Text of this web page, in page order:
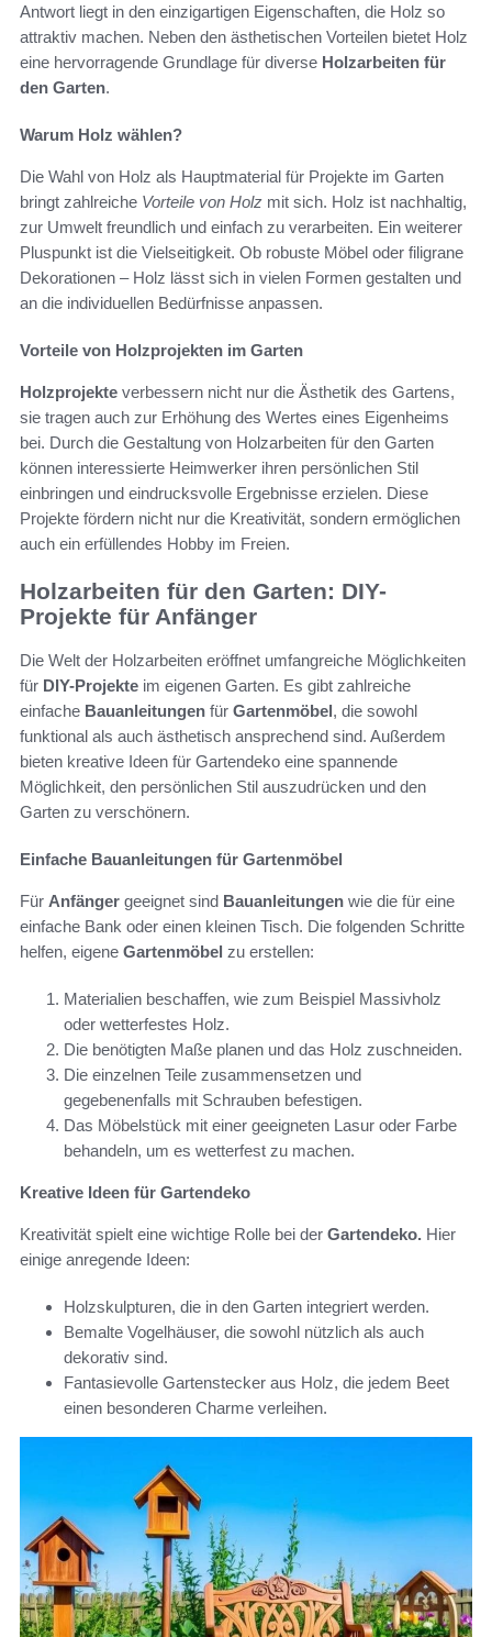
Antwort liegt in den einzigartigen Eigenschaften, die Holz so
attraktiv machen. Neben den ästhetischen Vorteilen bietet Holz
eine hervorragende Grundlage für diverse Holzarbeiten für
den Garten.
Warum Holz wählen?
Die Wahl von Holz als Hauptmaterial für Projekte im Garten
bringt zahlreiche Vorteile von Holz mit sich. Holz ist nachhaltig,
zur Umwelt freundlich und einfach zu verarbeiten. Ein weiterer
Pluspunkt ist die Vielseitigkeit. Ob robuste Möbel oder filigrane
Dekorationen – Holz lässt sich in vielen Formen gestalten und
an die individuellen Bedürfnisse anpassen.
Vorteile von Holzprojekten im Garten
Holzprojekte verbessern nicht nur die Ästhetik des Gartens,
sie tragen auch zur Erhöhung des Wertes eines Eigenheims
bei. Durch die Gestaltung von Holzarbeiten für den Garten
können interessierte Heimwerker ihren persönlichen Stil
einbringen und eindrucksvolle Ergebnisse erzielen. Diese
Projekte fördern nicht nur die Kreativität, sondern ermöglichen
auch ein erfüllendes Hobby im Freien.
Holzarbeiten für den Garten: DIY-
Projekte für Anfänger
Die Welt der Holzarbeiten eröffnet umfangreiche Möglichkeiten
für DIY-Projekte im eigenen Garten. Es gibt zahlreiche
einfache Bauanleitungen für Gartenmöbel, die sowohl
funktional als auch ästhetisch ansprechend sind. Außerdem
bieten kreative Ideen für Gartendeko eine spannende
Möglichkeit, den persönlichen Stil auszudrücken und den
Garten zu verschönern.
Einfache Bauanleitungen für Gartenmöbel
Für Anfänger geeignet sind Bauanleitungen wie die für eine
einfache Bank oder einen kleinen Tisch. Die folgenden Schritte
helfen, eigene Gartenmöbel zu erstellen:
Materialien beschaffen, wie zum Beispiel Massivholz
oder wetterfestes Holz.
Die benötigten Maße planen und das Holz zuschneiden.
Die einzelnen Teile zusammensetzen und
gegebenenfalls mit Schrauben befestigen.
Das Möbelstück mit einer geeigneten Lasur oder Farbe
behandeln, um es wetterfest zu machen.
Kreative Ideen für Gartendeko
Kreativität spielt eine wichtige Rolle bei der Gartendeko. Hier
einige anregende Ideen:
Holzskulpturen, die in den Garten integriert werden.
Bemalte Vogelhäuser, die sowohl nützlich als auch
dekorativ sind.
Fantasievolle Gartenstecker aus Holz, die jedem Beet
einen besonderen Charme verleihen.